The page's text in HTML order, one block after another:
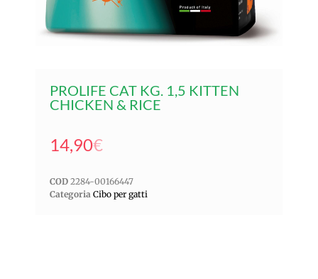
PROLIFE CAT KG. 1,5 KITTEN
CHICKEN & RICE
14,90€
COD 2284-00166447
Categoria Cibo per gatti